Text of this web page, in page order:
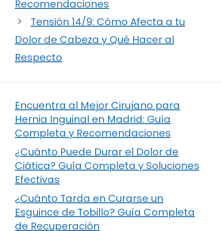
Recomendaciones
Tensión 14/9: Cómo Afecta a tu
Dolor de Cabeza y Qué Hacer al
Respecto
Encuentra al Mejor Cirujano para
Hernia Inguinal en Madrid: Guía
Completa y Recomendaciones
¿Cuánto Puede Durar el Dolor de
Ciática? Guía Completa y Soluciones
Efectivas
¿Cuánto Tarda en Curarse un
Esguince de Tobillo? Guía Completa
de Recuperación